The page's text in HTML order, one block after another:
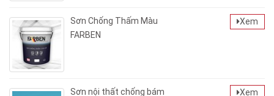
Sơn Chống Thấm Màu
FARBEN
Xem
Sơn nội thất chống bám
Xem